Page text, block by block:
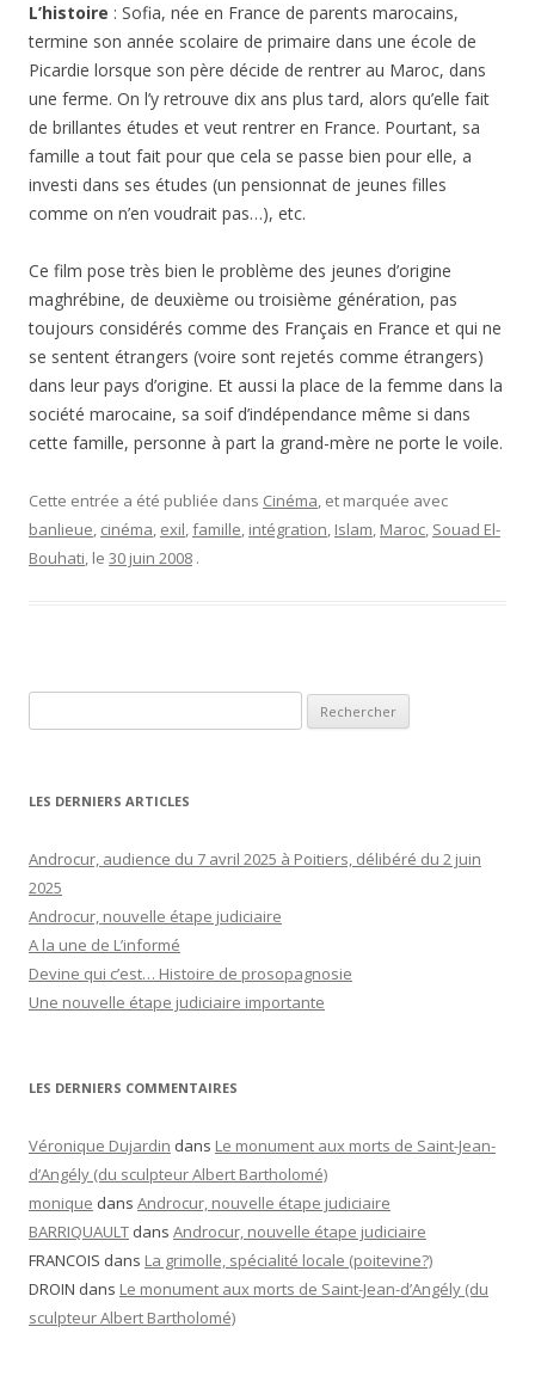
L’histoire : Sofia, née en France de parents marocains,
termine son année scolaire de primaire dans une école de
Picardie lorsque son père décide de rentrer au Maroc, dans
une ferme. On l’y retrouve dix ans plus tard, alors qu’elle fait
de brillantes études et veut rentrer en France. Pourtant, sa
famille a tout fait pour que cela se passe bien pour elle, a
investi dans ses études (un pensionnat de jeunes filles
comme on n’en voudrait pas…), etc.
Ce film pose très bien le problème des jeunes d’origine
maghrébine, de deuxième ou troisième génération, pas
toujours considérés comme des Français en France et qui ne
se sentent étrangers (voire sont rejetés comme étrangers)
dans leur pays d’origine. Et aussi la place de la femme dans la
société marocaine, sa soif d’indépendance même si dans
cette famille, personne à part la grand-mère ne porte le voile.
Cette entrée a été publiée dans Cinéma, et marquée avec
banlieue, cinéma, exil,famille, intégration, Islam, Maroc, Souad El-
Bouhati, le 30 juin 2008 .
LES DERNIERS ARTICLES
Androcur, audience du 7 avril 2025 à Poitiers, délibéré du 2 juin
2025
Androcur, nouvelle étape judiciaire
A la une de L’informé
Devine qui c’est… Histoire de prosopagnosie
Une nouvelle étape judiciaire importante
LES DERNIERS COMMENTAIRES
Véronique Dujardin dans Le monument aux morts de Saint-Jean-
d’Angély (du sculpteur Albert Bartholomé)
monique dans Androcur, nouvelle étape judiciaire
BARRIQUAULT dans Androcur, nouvelle étape judiciaire
FRANCOIS dans La grimolle, spécialité locale (poitevine?)
DROIN dans Le monument aux morts de Saint-Jean-d’Angély (du
sculpteur Albert Bartholomé)